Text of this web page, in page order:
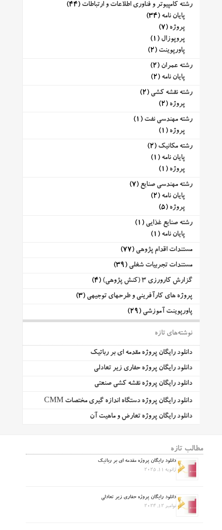
رشته کامپیوتر و فناوری اطلاعات و ارتباطات (44)
پایان نامه (34)
پروژه (7)
پروپوزال (1)
پاورپوینت (2)
رشته عمران (2)
پایان نامه (2)
رشته نقشه کشی (2)
پروژه (2)
رشته مهندسی نفت (1)
پروژه (1)
رشته مکانیک (2)
پایان نامه (1)
پروژه (1)
رشته مهندسی صنایع (7)
پایان نامه (2)
پروژه (5)
رشته صنایع غذایی (1)
پایان نامه (1)
مستندات اقدام پژوهی (77)
مستندات تجربیات شغلی (39)
گزارش کارورزی 3 (کنش پژوهی)
(4)
پروژه های کارآفرینی و طرحهای توجیهی (3)
پاورپوینت آموزشی (29)
نوشته‌های تازه
دانلود رایگان پروژه مقدمه ای بر رباتیک
دانلود رایگان پروژه حفاری زیر تعادلی
دانلود رایگان پروژه نقشه کشی صنعتی
دانلود رایگان پروژه دستگاه اندازه گیری مختصات CMM
دانلود رایگان پروژه تعارض و ماهیت آن
مطالب تازه
دانلود رایگان پروژه مقدمه ای بر رباتیک
ژانویه 11, 2025
دانلود رایگان پروژه حفاری زیر تعادلی
نوامبر 12, 2024